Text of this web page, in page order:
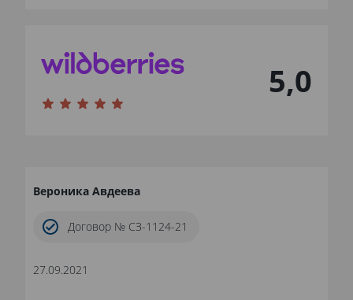
5,0
Вероника Авдеева
Договор № СЗ-1124-21
27.09.2021